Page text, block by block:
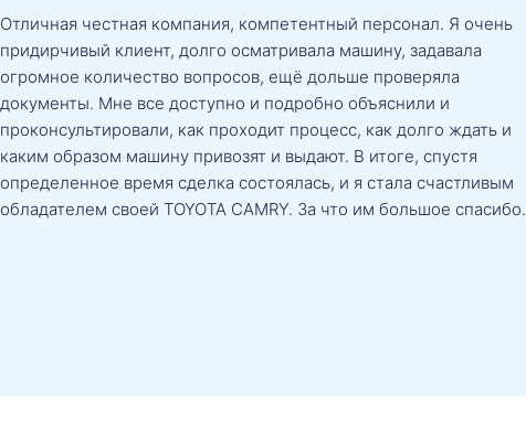
Отличная честная компания, компетентный персонал. Я очень
придирчивый клиент, долго осматривала машину, задавала
огромное количество вопросов, ещё дольше проверяла
документы. Мне все доступно и подробно объяснили и
проконсультировали, как проходит процесс, как долго ждать и
каким образом машину привозят и выдают. В итоге, спустя
определенное время сделка состоялась, и я стала счастливым
обладателем своей TOYOTA CAMRY. За что им большое спасибо.